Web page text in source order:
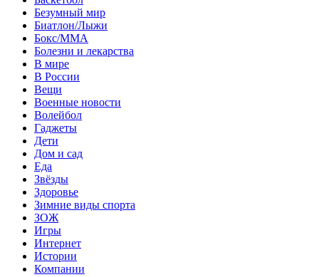
Безумный мир
Биатлон/Лыжи
Бокс/MMA
Болезни и лекарства
В мире
В России
Вещи
Военные новости
Волейбол
Гаджеты
Дети
Дом и сад
Еда
Звёзды
Здоровье
Зимние виды спорта
ЗОЖ
Игры
Интернет
Истории
Компании